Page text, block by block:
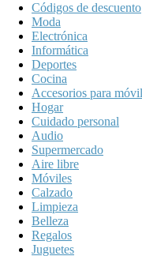
Códigos de descuento
Moda
Electrónica
Informática
Deportes
Cocina
Accesorios para móvil
Hogar
Cuidado personal
Audio
Supermercado
Aire libre
Móviles
Calzado
Limpieza
Belleza
Regalos
Juguetes